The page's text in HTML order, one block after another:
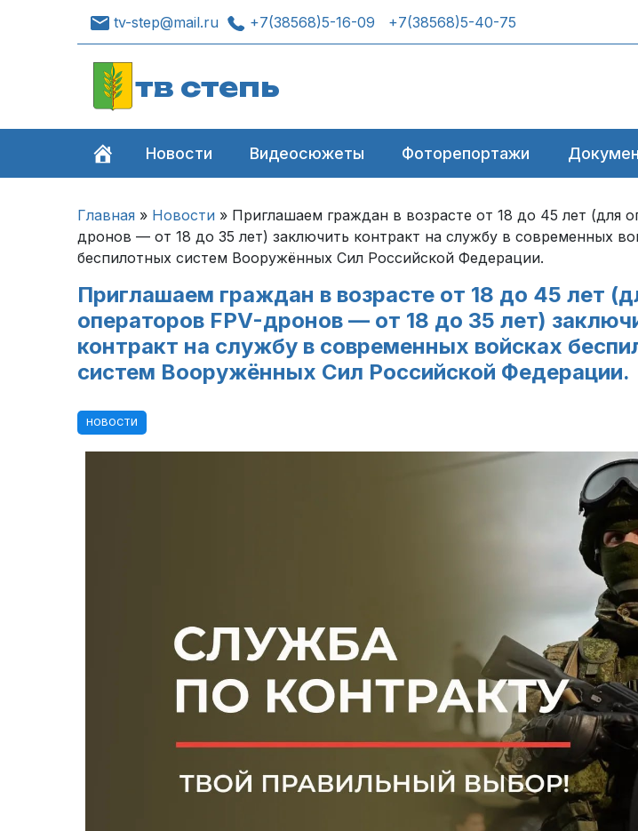
tv-step@mail.ru +7(38568)5-16-09 +7(38568)5-40-75
тв степь
Новости Видеосюжеты Фоторепортажи
Главная » Новости » Приглашаем граждан в возрасте от 18 до 45 лет (для
дронов — от 18 до 35 лет) заключить контракт на службу в современных
беспилотных систем Вооружённых Сил Российской Федерации.
Приглашаем граждан в возрасте от 18 до 45 лет
операторов FPV-дронов — от 18 до 35 лет)
контракт на службу в современных войсках
систем Вооружённых Сил Российской Федерации.
НОВОСТИ